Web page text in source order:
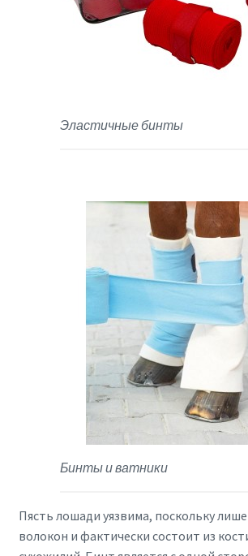
Эластичные бинты
Бинты и ватники
Пясть лошади уязвима, поскольку
волокон и фактически состоит из